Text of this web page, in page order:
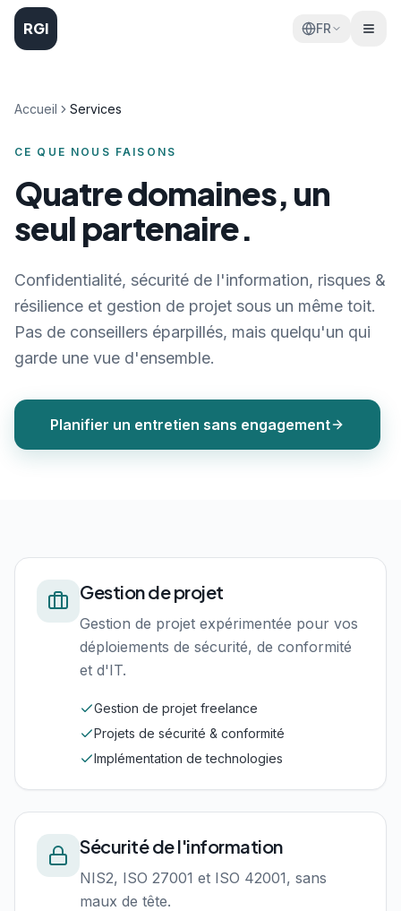
RGI FR
Accueil Services
CE QUE NOUS FAISONS
Quatre domaines, un
seul partenaire.
Confidentialité, sécurité de l'information, risques &
résilience et gestion de projet sous un même toit.
Pas de conseillers éparpillés, mais quelqu'un qui
garde une vue d'ensemble.
Planifier un entretien sans engagement
Gestion de projet
Gestion de projet expérimentée pour vos
déploiements de sécurité, de conformité
et d'IT.
Gestion de projet freelance
Projets de sécurité & conformité
Implémentation de technologies
Sécurité de l'information
NIS2, ISO 27001 et ISO 42001, sans
maux de tête.